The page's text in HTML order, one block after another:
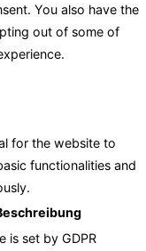
You also have the
out of some of
for the website to
functionalities and
is set by GDPR